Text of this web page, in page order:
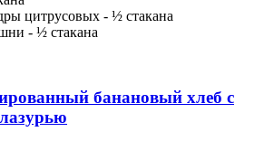
цитрусовых - ½ стакана
- ½ стакана
банановый хлеб с